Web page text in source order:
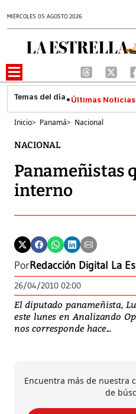
MIÉRCOLES 05 AGOSTO 2026
Últimas Noticias
Inicio> Panamá> Nacional
NACIONAL
Panameñistas
interno
PorRedacción Digital La
26/04/2010 02:00
El diputado panameñista,
este lunes en Analizando
nos corresponde hace...
Encuentra más de nuestra
de